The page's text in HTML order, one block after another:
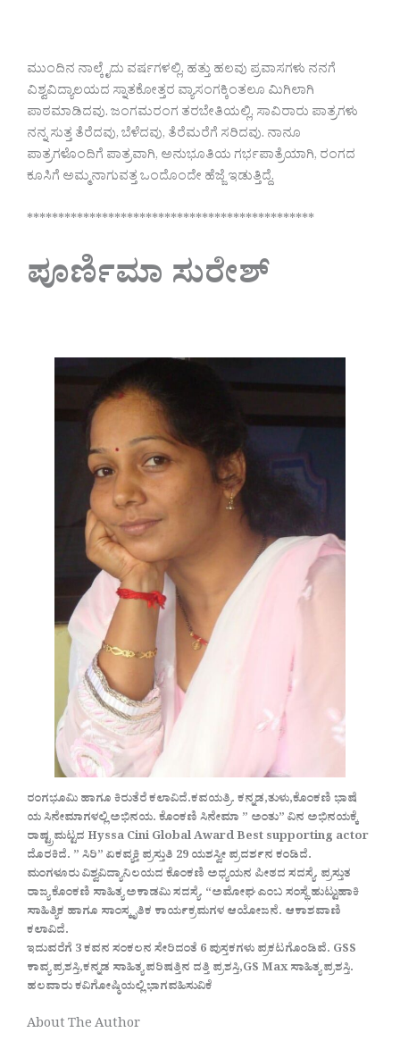
ಮುಂದಿನ ನಾಲ್ಕೈದು ವರ್ಷಗಳಲ್ಲಿ, ಹತ್ತು ಹಲವು ಪ್ರವಾಸಗಳು ನನಗೆ
ವಿಶ್ವವಿದ್ಯಾಲಯದ ಸ್ನಾತಕೋತ್ತರ ವ್ಯಾಸಂಗಕ್ಕಿಂತಲೂ ಮಿಗಿಲಾಗಿ
ಪಾಠಮಾಡಿದವು. ಜಂಗಮರಂಗ ತರಬೇತಿಯಲ್ಲಿ, ಸಾವಿರಾರು ಪಾತ್ರಗಳು
ನನ್ನ ಸುತ್ತ ತೆರೆದವು, ಬೆಳೆದವು, ತೆರೆಮರೆಗೆ ಸರಿದವು. ನಾನೂ
ಪಾತ್ರಗಳೊಂದಿಗೆ ಪಾತ್ರವಾಗಿ, ಅನುಭೂತಿಯ ಗರ್ಭಪಾತ್ರೆಯಾಗಿ, ರಂಗದ
ಕೂಸಿಗೆ ಅಮ್ಮನಾಗುವತ್ತ ಒಂದೊಂದೇ ಹೆಜ್ಜೆ ಇಡುತ್ತಿದ್ದೆ.
**********************************************
ಪೂರ್ಣಿಮಾ ಸುರೇಶ್
ರಂಗಭೂಮಿ ಹಾಗೂ ಕಿರುತೆರೆ ಕಲಾವಿದೆ.ಕವಯತ್ರಿ. ಕನ್ನಡ,ತುಳು,ಕೊಂಕಣಿ ಭಾಷೆ
ಯ ಸಿನೇಮಾಗಳಲ್ಲಿ ಅಭಿನಯ. ಕೊಂಕಣಿ ಸಿನೇಮಾ ” ಅಂತು” ವಿನ ಅಭಿನಯಕ್ಕೆ
ರಾಷ್ಟ್ರಮಟ್ಟದ Hyssa Cini Global Award Best supporting actor
ದೊರಕಿದೆ. ” ಸಿರಿ” ಏಕವ್ಯಕ್ತಿ ಪ್ರಸ್ತುತಿ 29 ಯಶಸ್ವೀ ಪ್ರದರ್ಶನ ಕಂಡಿದೆ.
ಮಂಗಳೂರು ವಿಶ್ವವಿದ್ಯಾನಿಲಯದ ಕೊಂಕಣಿ ಅಧ್ಯಯನ ಪೀಠದ ಸದಸ್ಯೆ. ಪ್ರಸ್ತುತ
ರಾಜ್ಯ ಕೊಂಕಣಿ ಸಾಹಿತ್ಯ ಅಕಾಡಮಿ ಸದಸ್ಯೆ. “ಅಮೋಘ ಎಂಬ ಸಂಸ್ಥೆ ಹುಟ್ಟುಹಾಕಿ
ಸಾಹಿತ್ಯಿಕ ಹಾಗೂ ಸಾಂಸ್ಕೃತಿಕ ಕಾರ್ಯಕ್ರಮಗಳ ಆಯೋಜನೆ. ಆಕಾಶವಾಣಿ
ಕಲಾವಿದೆ.
ಇದುವರೆಗೆ 3 ಕವನ ಸಂಕಲನ ಸೇರಿದಂತೆ 6 ಪುಸ್ತಕಗಳು ಪ್ರಕಟಗೊಂಡಿವೆ. GSS
ಕಾವ್ಯ ಪ್ರಶಸ್ತಿ,ಕನ್ನಡ ಸಾಹಿತ್ಯ ಪರಿಷತ್ತಿನ ದತ್ತಿ ಪ್ರಶಸ್ತಿ,GS Max ಸಾಹಿತ್ಯ ಪ್ರಶಸ್ತಿ.
ಹಲವಾರು ಕವಿಗೋಷ್ಠಿಯಲ್ಲಿ ಭಾಗವಹಿಸುವಿಕೆ
About The Author